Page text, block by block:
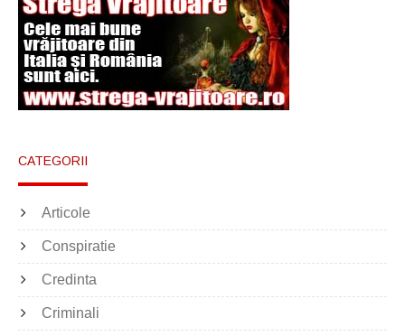
CATEGORII
Articole
Conspiratie
Credinta
Criminali